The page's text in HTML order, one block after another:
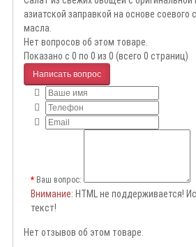
азиатской заправкой на основе соевого
масла.
Нет вопросов об этом товаре.
Показано с 0 по 0 из 0 (всего 0 страниц)
Написать вопрос
Ваш вопрос:
Внимание: HTML не поддерживается!
текст!
Нет отзывов об этом товаре.